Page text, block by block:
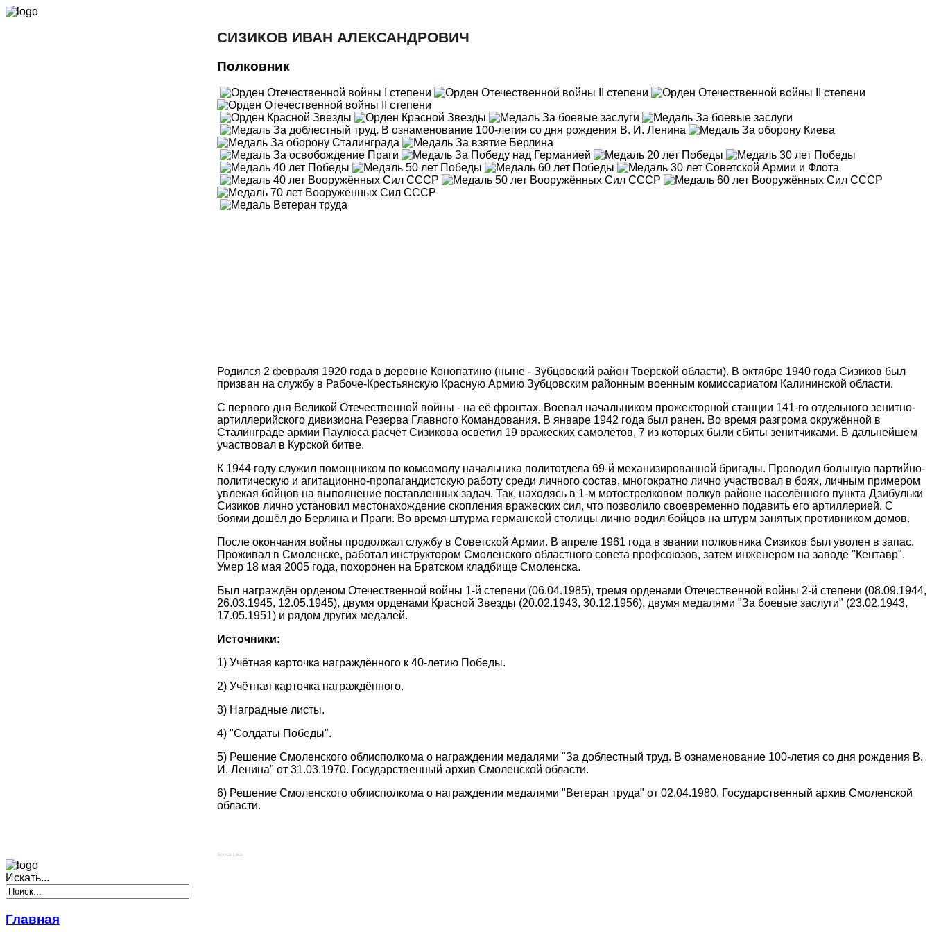
СИЗИКОВ ИВАН АЛЕКСАНДРОВИЧ
Полковник
Родился 2 февраля 1920 года в деревне Конопатино (ныне - Зубцовский район Тверской области). В октябре 1940 года Сизиков был
призван на службу в Рабоче-Крестьянскую Красную Армию Зубцовским районным военным комиссариатом Калининской области.
С первого дня Великой Отечественной войны - на её фронтах. Воевал начальником прожекторной станции 141-го отдельного зенитно-
артиллерийского дивизиона Резерва Главного Командования. В январе 1942 года был ранен. Во время разгрома окружённой в
Сталинграде армии Паулюса расчёт Сизикова осветил 19 вражеских самолётов, 7 из которых были сбиты зенитчиками. В дальнейшем
участвовал в Курской битве.
К 1944 году служил помощником по комсомолу начальника политотдела 69-й механизированной бригады. Проводил большую партийно-
политическую и агитационно-пропагандистскую работу среди личного состав, многократно лично участвовал в боях, личным примером
увлекая бойцов на выполнение поставленных задач. Так, находясь в 1-м мотострелковом полкув районе населённого пункта Дзибульки
Сизиков лично установил местонахождение скопления вражеских сил, что позволило своевременно подавить его артиллерией. С
боями дошёл до Берлина и Праги. Во время штурма германской столицы лично водил бойцов на штурм занятых противником домов.
После окончания войны продолжал службу в Советской Армии. В апреле 1961 года в звании полковника Сизиков был уволен в запас.
Проживал в Смоленске, работал инструктором Смоленского областного совета профсоюзов, затем инженером на заводе "Кентавр".
Умер 18 мая 2005 года, похоронен на Братском кладбище Смоленска.
Был награждён орденом Отечественной войны 1-й степени (06.04.1985), тремя орденами Отечественной войны 2-й степени (08.09.1944,
26.03.1945, 12.05.1945), двумя орденами Красной Звезды (20.02.1943, 30.12.1956), двумя медалями "За боевые заслуги" (23.02.1943,
17.05.1951) и рядом других медалей.
Источники:
1) Учётная карточка награждённого к 40-летию Победы.
2) Учётная карточка награждённого.
3) Наградные листы.
4) "Солдаты Победы".
5) Решение Смоленского облисполкома о награждении медалями "За доблестный труд. В ознаменование 100-летия со дня рождения В.
И. Ленина" от 31.03.1970. Государственный архив Смоленской области.
6) Решение Смоленского облисполкома о награждении медалями "Ветеран труда" от 02.04.1980. Государственный архив Смоленской
области.
Social Like
Искать...
Главная